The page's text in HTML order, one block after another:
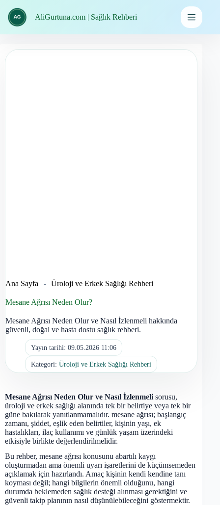
geç
AliGurtuna.com | Sağlık Rehberi
Ana Sayfa - Üroloji ve Erkek Sağlığı Rehberi
Mesane Ağrısı Neden Olur?
Mesane Ağrısı Neden Olur ve Nasıl İzlenmeli hakkında
güvenli, doğal ve hasta dostu sağlık rehberi.
Yayın tarihi: 09.05.2026 11:06
Kategori: Üroloji ve Erkek Sağlığı Rehberi
Mesane Ağrısı Neden Olur ve Nasıl İzlenmeli sorusu,
üroloji ve erkek sağlığı alanında tek bir belirtiye veya tek bir
güne bakılarak yanıtlanmamalıdır. mesane ağrısı; başlangıç
zamanı, şiddet, eşlik eden belirtiler, kişinin yaşı, ek
hastalıkları, ilaç kullanımı ve günlük yaşam üzerindeki
etkisiyle birlikte değerlendirilmelidir.
Bu rehber, mesane ağrısı konusunu abartılı kaygı
oluşturmadan ama önemli uyarı işaretlerini de küçümsemeden
açıklamak için hazırlandı. Amaç kişinin kendi kendine tanı
koyması değil; hangi bilgilerin önemli olduğunu, hangi
durumda beklemeden sağlık desteği alınması gerektiğini ve
güvenli takip planının nasıl düşünülebileceğini göstermektir.